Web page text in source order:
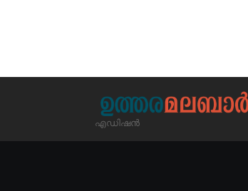
എഡിഷൻ